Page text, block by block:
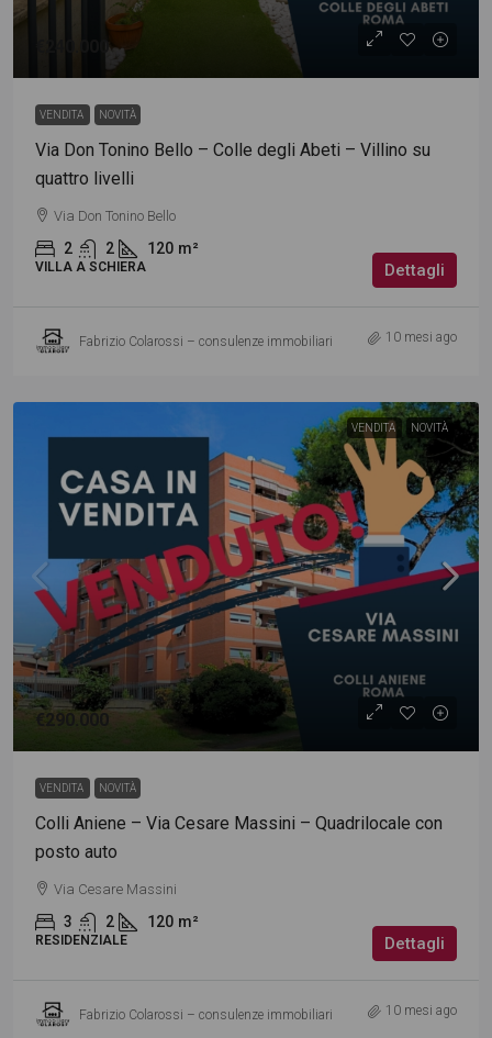
€240.000
VENDITA NOVITÀ
Via Don Tonino Bello – Colle degli Abeti – Villino su
quattro livelli
Via Don Tonino Bello
2 2 120 m²
VILLA A SCHIERA Dettagli
Fabrizio Colarossi – consulenze immobiliari 10 mesi ago
VENDITA NOVITÀ
€290.000
VENDITA NOVITÀ
Colli Aniene – Via Cesare Massini – Quadrilocale con
posto auto
Via Cesare Massini
3 2 120 m²
RESIDENZIALE Dettagli
Fabrizio Colarossi – consulenze immobiliari 10 mesi ago